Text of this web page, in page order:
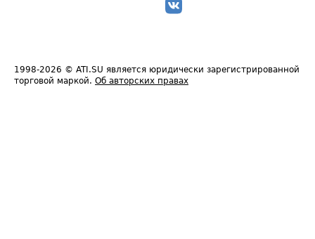
1998-2026 © ATI.SU является юридически зарегистрированной
торговой маркой. Об авторских правах